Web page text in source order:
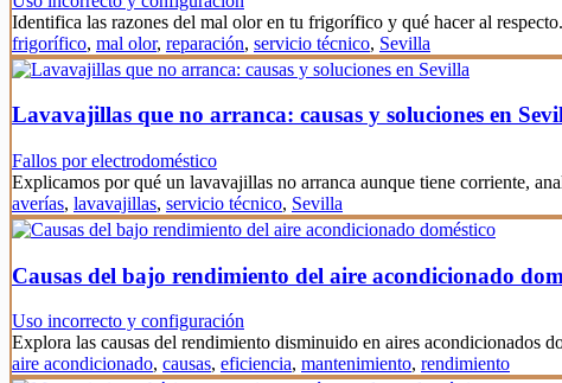
Identifica las razones del mal olor en tu frigorífico y qué hacer al respecto.
frigorífico, mal olor, reparación, servicio técnico, Sevilla
Lavavajillas que no arranca: causas y soluciones en
Fallos por electrodoméstico
Explicamos por qué un lavavajillas no arranca aunque tiene corriente,
averías, lavavajillas, servicio técnico, Sevilla
Causas del bajo rendimiento del aire acondicionado
Uso incorrecto y configuración
Explora las causas del rendimiento disminuido en aires acondicionados
aire acondicionado, causas, eficiencia, mantenimiento, rendimiento